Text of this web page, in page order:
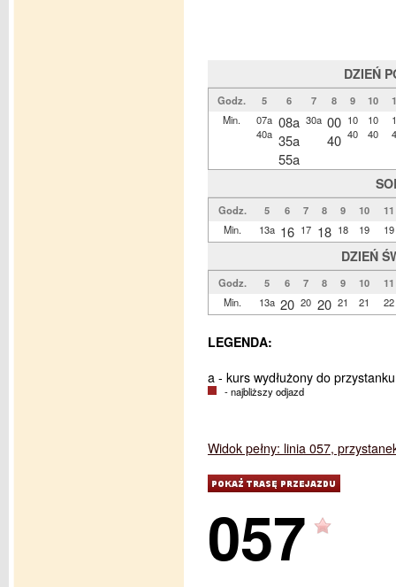
DZIEŃ
Godz. 5 6 7 8 9 10
Min.
07a
40a
08a
35a
55a
30a 00
40
10
40
10
40
Godz. 5 6 7 8 9 10
11
Min.
13a 16 17 18 18 19 19
DZIEŃ
Godz. 5 6 7 8 9 10
11
Min.
13a 20 20 20 21 21 22
LEGENDA:
a - kurs wydłużony do
- najbliższy odjazd
Widok pełny: linia 057,
057